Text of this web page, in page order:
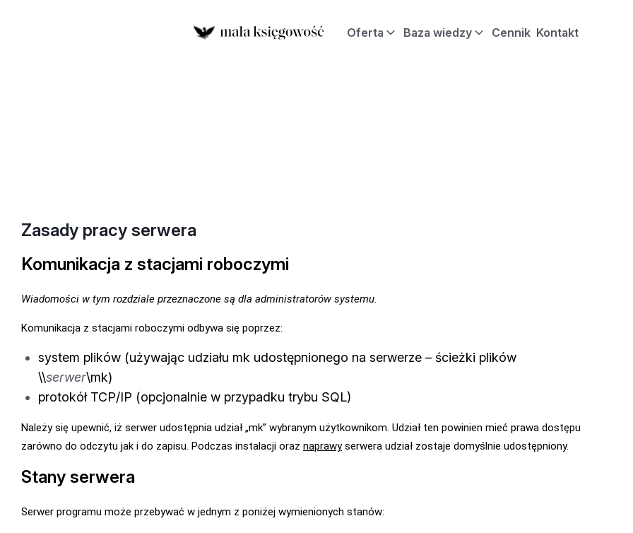
Oferta Baza wiedzy Cennik Kontakt
Zasady pracy serwera
Komunikacja z stacjami roboczymi
Wiadomości w tym rozdziale przeznaczone są dla administratorów systemu.
Komunikacja z stacjami roboczymi odbywa się poprzez:
system plików (używając udziału mk udostępnionego na serwerze – ścieżki plików
\\serwer\mk)
protokół TCP/IP (opcjonalnie w przypadku trybu SQL)
Należy się upewnić, iż serwer udostępnia udział „mk” wybranym użytkownikom. Udział ten powinien mieć prawa dostępu
zarówno do odczytu jak i do zapisu. Podczas instalacji oraz naprawyserwera udział zostaje domyślnie udostępniony.
Stany serwera
Serwer programu może przebywać w jednym z poniżej wymienionych stanów: